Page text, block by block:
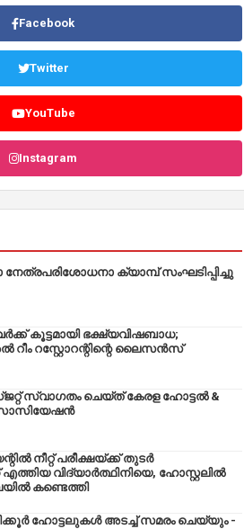
Facebook
Twitter
YouTube
Instagram
ക്യാമ്പ് സംഘടിപ്പിച്ചു
കൂട്ടമായി ഭക്ഷ്യവിഷബാധ;
റീം റസ്റ്റോറന്റിന്റെ ലൈസൻസ്
സ്വാഗതം ചെയ്ത് കേരള ഹോട്ടൽ &
നീറ്റ് പരീക്ഷയ്ക്ക് തുടർ
എത്തിയ വിദ്യാർത്ഥിനിയെ, ഹോസ്റ്റലിൽ
കണ്ടെത്തി
ഹോട്ടലുകൾ അടച്ച് സമരം ചെയ്യും -